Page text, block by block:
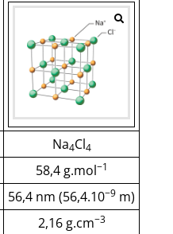
Na4Cl4
58,4 g.mol−1
56,4 nm (56,4.10−9 m)
2,16 g.cm−3